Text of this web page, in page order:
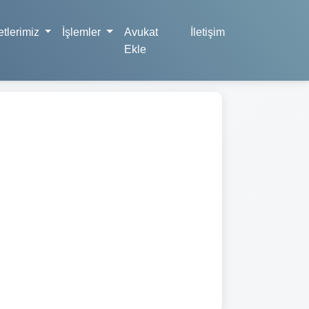
İşlemler
Avukat
Ekle
İletişim